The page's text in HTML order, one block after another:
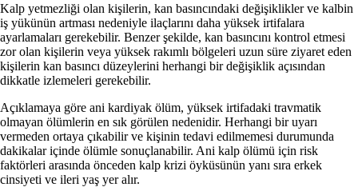
Kalp yetmezliği olan kişilerin, kan basıncındaki değişiklikler ve kalbin
iş yükünün artması nedeniyle ilaçlarını daha yüksek irtifalara
ayarlamaları gerekebilir. Benzer şekilde, kan basıncını kontrol etmesi
zor olan kişilerin veya yüksek rakımlı bölgeleri uzun süre ziyaret eden
kişilerin kan basıncı düzeylerini herhangi bir değişiklik açısından
dikkatle izlemeleri gerekebilir.
Açıklamaya göre ani kardiyak ölüm, yüksek irtifadaki travmatik
olmayan ölümlerin en sık görülen nedenidir. Herhangi bir uyarı
vermeden ortaya çıkabilir ve kişinin tedavi edilmemesi durumunda
dakikalar içinde ölümle sonuçlanabilir. Ani kalp ölümü için risk
faktörleri arasında önceden kalp krizi öyküsünün yanı sıra erkek
cinsiyeti ve ileri yaş yer alır.